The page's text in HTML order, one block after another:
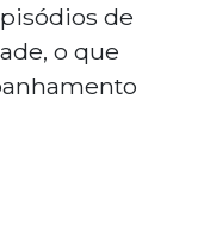
de
o que